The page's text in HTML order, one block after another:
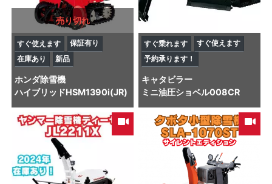
売り切れ
すぐ使えます
保証有り
在庫あり
新品
ホンダ除雪機
ハイブリッドHSM1390i(JR)
すぐ乗れます
すぐ使えます
予約承ります！
キャタビラー
ミニ油圧ショベル008CR